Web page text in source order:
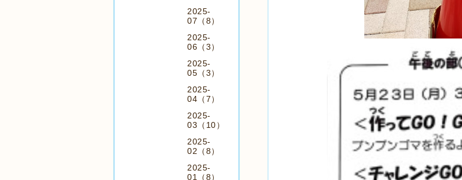
2025-
07（8）
2025-
06（3）
2025-
05（3）
2025-
04（7）
2025-
03（10）
2025-
02（8）
2025-
01（8）